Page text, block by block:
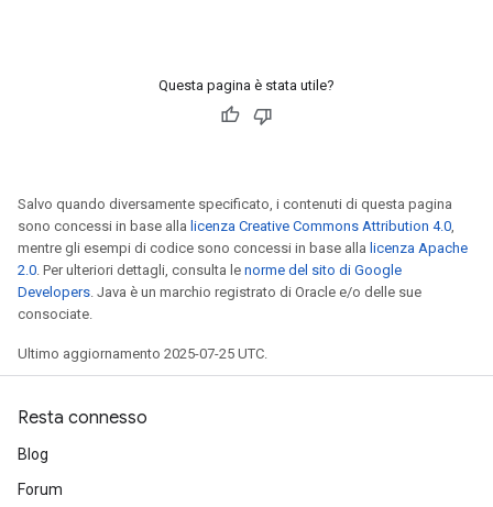
Questa pagina è stata utile?
Salvo quando diversamente specificato, i contenuti di questa pagina
sono concessi in base alla licenza Creative Commons Attribution 4.0
mentre gli esempi di codice sono concessi in base alla licenza Apache
2.0 . Per ulteriori dettagli, consulta le norme del sito di Google
Developers . Java è un marchio registrato di Oracle e/o delle sue
consociate.
Ultimo aggiornamento 2025-07-25 UTC.
Resta connesso
Blog
Forum